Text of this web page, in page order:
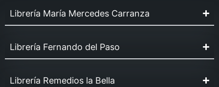
Librería María Mercedes Carranza
Librería Fernando del Paso
Librería Remedios la Bella